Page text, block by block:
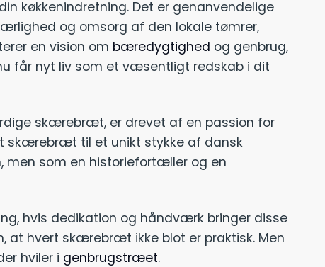
køkkenindretning. Det er genanvendelige
og omsorg af den lokale tømrer,
en vision om bæredygtighed og genbrug,
får nyt liv som et væsentligt redskab i dit
skærebræt, er drevet af en passion for
skærebræt til et unikt stykke af dansk
men som en historiefortæller og en
hvis dedikation og håndværk bringer disse
at hvert skærebræt ikke blot er praktisk. Men
hviler i genbrugstræet.